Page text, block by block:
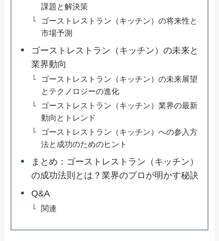
課題と解決策
ゴーストレストラン（キッチン）の将来性と
市場予測
ゴーストレストラン（キッチン）の未来と
業界動向
ゴーストレストラン（キッチン）の未来展望
とテクノロジーの進化
ゴーストレストラン（キッチン）業界の最新
動向とトレンド
ゴーストレストラン（キッチン）への参入方
法と成功のためのヒント
まとめ：ゴーストレストラン（キッチン）
の成功法則とは？業界のプロが明かす秘訣
Q&A
関連